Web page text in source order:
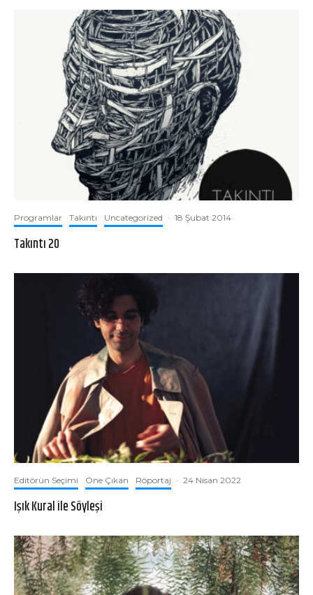
Programlar Takıntı Uncategorized · 18 Şubat 2014
Takıntı 20
Editörün Seçimi Öne Çıkan Röportaj · 24 Nisan 2022
Işık Kural ile Söyleşi